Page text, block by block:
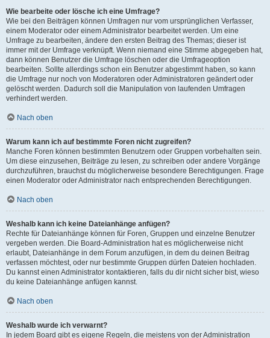
Wie bearbeite oder lösche ich eine Umfrage?
Wie bei den Beiträgen können Umfragen nur vom ursprünglichen Verfasser,
einem Moderator oder einem Administrator bearbeitet werden. Um eine
Umfrage zu bearbeiten, ändere den ersten Beitrag des Themas; dieser ist
immer mit der Umfrage verknüpft. Wenn niemand eine Stimme abgegeben hat,
dann können Benutzer die Umfrage löschen oder die Umfrageoption
bearbeiten. Sollte allerdings schon ein Benutzer abgestimmt haben, so kann
die Umfrage nur noch von Moderatoren oder Administratoren geändert oder
gelöscht werden. Dadurch soll die Manipulation von laufenden Umfragen
verhindert werden.
Nach oben
Warum kann ich auf bestimmte Foren nicht zugreifen?
Manche Foren können bestimmten Benutzern oder Gruppen vorbehalten sein.
Um diese einzusehen, Beiträge zu lesen, zu schreiben oder andere Vorgänge
durchzuführen, brauchst du möglicherweise besondere Berechtigungen. Frage
einen Moderator oder Administrator nach entsprechenden Berechtigungen.
Nach oben
Weshalb kann ich keine Dateianhänge anfügen?
Rechte für Dateianhänge können für Foren, Gruppen und einzelne Benutzer
vergeben werden. Die Board-Administration hat es möglicherweise nicht
erlaubt, Dateianhänge in dem Forum anzufügen, in dem du deinen Beitrag
verfassen möchtest, oder nur bestimmte Gruppen dürfen Dateien hochladen.
Du kannst einen Administrator kontaktieren, falls du dir nicht sicher bist, wieso
du keine Dateianhänge anfügen kannst.
Nach oben
Weshalb wurde ich verwarnt?
In jedem Board gibt es eigene Regeln, die meistens von der Administration